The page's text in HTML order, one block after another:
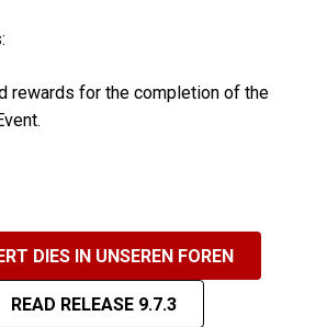
rewards for the completion of the
DIES IN UNSEREN FOREN
READ RELEASE 9.7.3